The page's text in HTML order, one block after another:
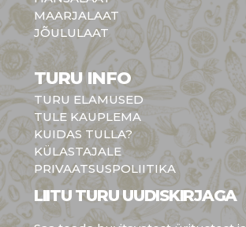
MAARJALAAT
JÕULULAAT
TURU INFO
TURU ELAMUSED
TULE KAUPLEMA
KUIDAS TULLA?
KÜLASTAJALE
PRIVAATSUSPOLIITIKA
LIITU TURU UUDISKIRJAGA